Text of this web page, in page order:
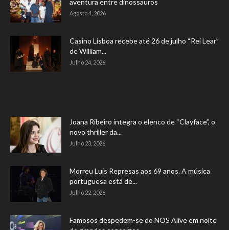
aventura entre dinossauros
Agosto 4, 2026
Casino Lisboa recebe até 26 de julho “Rei Lear”
de William...
Julho 24, 2026
Joana Ribeiro integra o elenco de “Clayface”, o
novo thriller da...
Julho 23, 2026
Morreu Luís Represas aos 69 anos. A música
portuguesa está de...
Julho 22, 2026
Famosos despedem-se do NOS Alive em noite